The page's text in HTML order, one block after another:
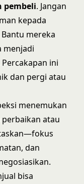
pembeli. Jangan
kepada
mereka
menjadi
ini
dan pergi atau
menemukan
atau
dan
bisa